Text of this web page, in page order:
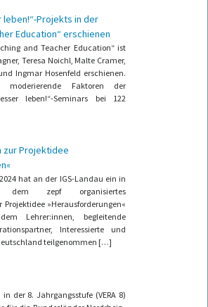
Projekts in der
Education“ erschienen
and Teacher Education“ ist
Teresa Noichl, Malte Cramer,
Ingmar Hosenfeld erschienen.
Faktoren der
leben!“-Seminars bei 122
zur Projektidee
hat an der IGS-Landau ein in
dem zepf organisiertes
»Herausforderungen«
Lehrer:innen, begleitende
Interessierte und
teilgenommen […]
der 8. Jahrgangsstufe (VERA 8)